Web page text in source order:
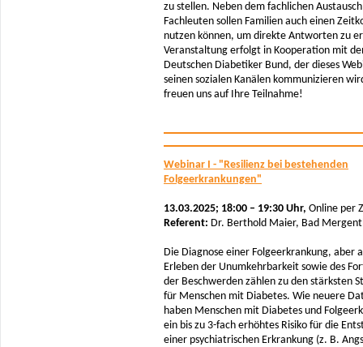
zu stellen. Neben dem fachlichen
Fachleuten sollen Familien auch einen
nutzen können, um direkte Antworten zu
Veranstaltung erfolgt in Kooperation mit
Deutschen Diabetiker Bund, der dieses
seinen sozialen Kanälen kommunizieren
freuen uns auf Ihre Teilnahme!
Webinar I - "Resilienz bei bestehenden
Folgeerkrankungen"
13.03.2025; 18:00 – 19:30 Uhr, Online per
Referent: Dr. Berthold Maier, Bad
Die Diagnose einer Folgeerkrankung, aber
Erleben der Unumkehrbarkeit sowie des
der Beschwerden zählen zu den stärksten
für Menschen mit Diabetes. Wie neuere
haben Menschen mit Diabetes und
ein bis zu 3-fach erhöhtes Risiko für die
einer psychiatrischen Erkrankung (z. B.